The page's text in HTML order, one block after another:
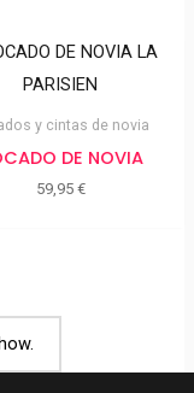
y cintas de novia
DE NOVIA
59,95 €